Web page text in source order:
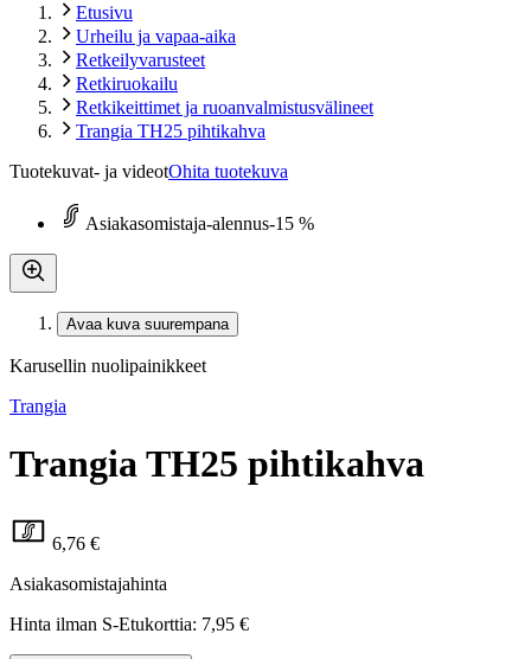
Etusivu
Urheilu ja vapaa-aika
Retkeilyvarusteet
Retkiruokailu
Retkikeittimet ja ruoanvalmistusvälineet
Trangia TH25 pihtikahva
Tuotekuvat- ja videotOhita tuotekuva
Asiakasomistaja-alennus-15 %
Avaa kuva suurempana
Karusellin nuolipainikkeet
Trangia
Trangia TH25 pihtikahva
6,76 €
Asiakasomistajahinta
Hinta ilman S-Etukorttia: 7,95 €